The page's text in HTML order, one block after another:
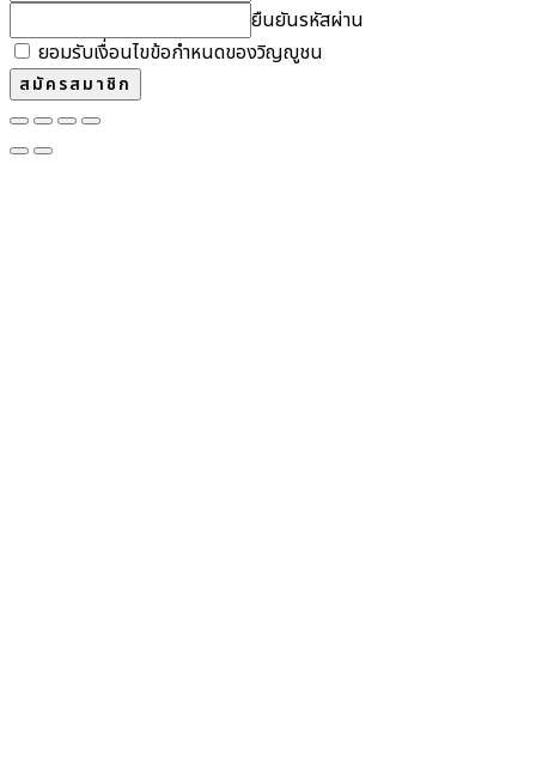
ยืนยันรหัสผ่าน
ยอมรับเงื่อนไขข้อกำหนดของวิญญูชน